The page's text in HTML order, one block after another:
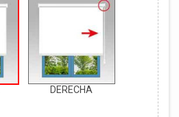
DERECHA